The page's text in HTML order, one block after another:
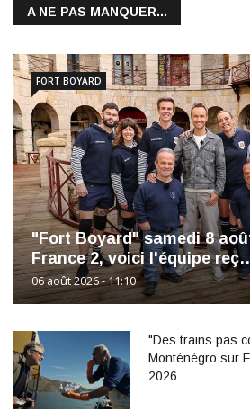
A NE PAS MANQUER...
"Fort Boyard" samedi 8
France 2, voici l'équipe
06 août 2026 - 11:10
FORT BOYARD
"Des trains pas
Monténégro sur
2026